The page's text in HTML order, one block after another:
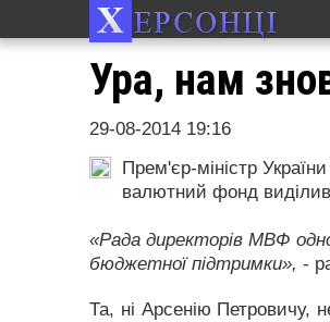
Ура, нам
29-08-2014 19:16
Прем'єр-міністр
валютний фонд виділив
«Рада директорів МВФ
бюджетної підтримки», -
Та, ні Арсенію